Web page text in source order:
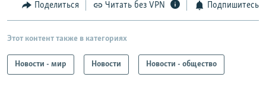
Поделиться Читать без VPN Подпишитесь
Этот контент также в категориях
Новости - мир Новости Новости - общество